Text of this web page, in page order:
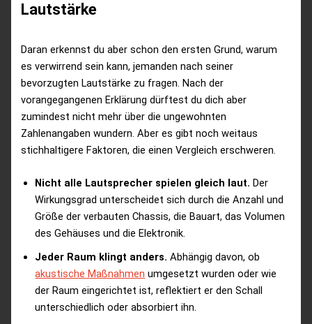
Lautstärke
Daran erkennst du aber schon den ersten Grund, warum
es verwirrend sein kann, jemanden nach seiner
bevorzugten Lautstärke zu fragen. Nach der
vorangegangenen Erklärung dürftest du dich aber
zumindest nicht mehr über die ungewohnten
Zahlenangaben wundern. Aber es gibt noch weitaus
stichhaltigere Faktoren, die einen Vergleich erschweren.
Nicht alle Lautsprecher spielen gleich laut. Der
Wirkungsgrad unterscheidet sich durch die Anzahl und
Größe der verbauten Chassis, die Bauart, das Volumen
des Gehäuses und die Elektronik.
Jeder Raum klingt anders. Abhängig davon, ob
akustische Maßnahmen umgesetzt wurden oder wie
der Raum eingerichtet ist, reflektiert er den Schall
unterschiedlich oder absorbiert ihn.